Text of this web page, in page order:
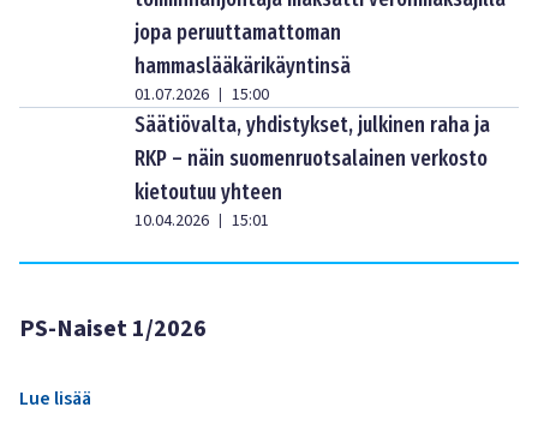
jopa peruuttamattoman
hammaslääkärikäyntinsä
01.07.2026 | 15:00
Säätiövalta, yhdistykset, julkinen raha ja
RKP – näin suomenruotsalainen verkosto
kietoutuu yhteen
10.04.2026 | 15:01
PS-Naiset 1/2026
Lue lisää